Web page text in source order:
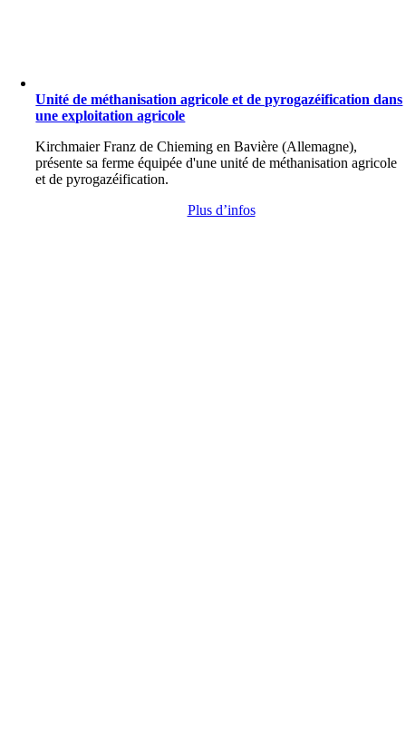
Unité de méthanisation agricole et de pyrogazéification dans
une exploitation agricole
Kirchmaier Franz de Chieming en Bavière (Allemagne),
présente sa ferme équipée d'une unité de méthanisation agricole
et de pyrogazéification.
Plus d’infos